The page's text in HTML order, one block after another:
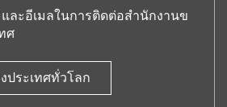
ละอีเมลในการติดต่อสำนักงานข
ศ
ประเทศทั่วโลก